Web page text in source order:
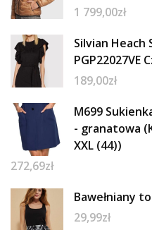
1 799,00zł
Silvian Heach
PGP22027VE
189,00zł
M699
- granatowa
XXL (44))
272,69zł
Bawełniany
29,99zł